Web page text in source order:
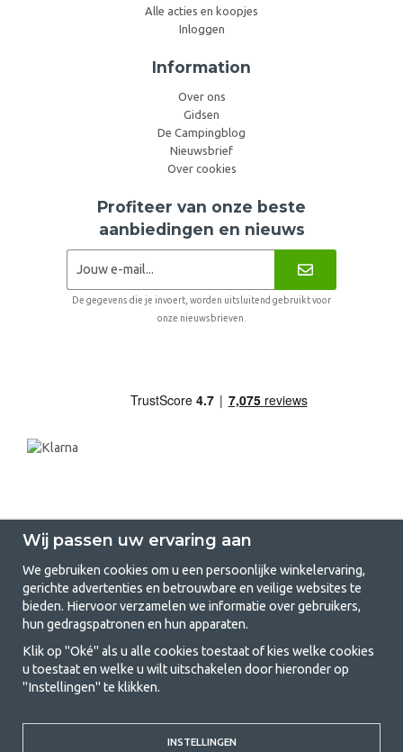
Alle acties en koopjes
Inloggen
Information
Over ons
Gidsen
De Campingblog
Nieuwsbrief
Over cookies
Profiteer van onze beste
aanbiedingen en nieuws
De gegevens die je invoert, worden uitsluitend gebruikt voor
onze nieuwsbrieven.
GetCamping.nl - Jouw winkel voor
kamperen en buitenleven
Kamperen kan een levensstijl zijn of een manier om het gezin samen te
brengen voor een gezamenlijk avontuur. Welke categorie je ook kiest,
bij ons vind je alles wat je nodig hebt aan kampeeraccessoires. Wij
bieden wij zeer scherpe prijzen voor familietenten, caravanluifels en alle
andere uitrusting voor kamperen en buitenleven. Ons doel is om in elke
Wij passen uw ervaring aan
We gebruiken cookies om u een persoonlijke winkelervaring,
gerichte advertenties en betrouwbare en veilige websites te
bieden. Hiervoor verzamelen we informatie over gebruikers,
hun gedragspatronen en hun apparaten.
Klik op "Oké" als u alle cookies toestaat of kies welke cookies
u toestaat en welke u wilt uitschakelen door hieronder op
"Instellingen" te klikken.
INSTELLINGEN